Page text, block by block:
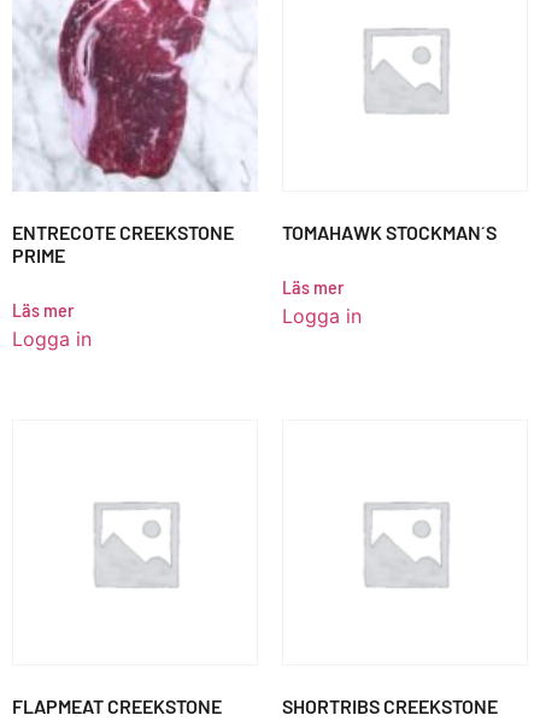
ENTRECOTE CREEKSTONE
PRIME
Läs mer
Logga in
TOMAHAWK STOCKMAN´S
Läs mer
Logga in
FLAPMEAT CREEKSTONE SHORTRIBS CREEKSTONE